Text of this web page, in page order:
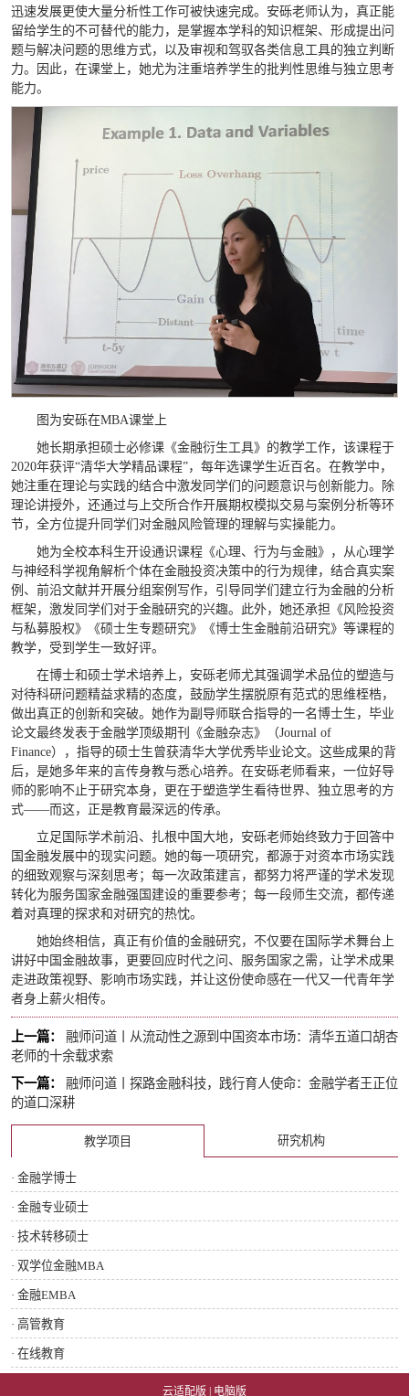
迅速发展更使大量分析性工作可被快速完成。安砾老师认为，真正能
留给学生的不可替代的能力，是掌握本学科的知识框架、形成提出问
题与解决问题的思维方式，以及审视和驾驭各类信息工具的独立判断
力。因此，在课堂上，她尤为注重培养学生的批判性思维与独立思考
能力。
图为安砾在MBA课堂上
她长期承担硕士必修课《金融衍生工具》的教学工作，该课程于
2020年获评“清华大学精品课程”，每年选课学生近百名。在教学中，
她注重在理论与实践的结合中激发同学们的问题意识与创新能力。除
理论讲授外，还通过与上交所合作开展期权模拟交易与案例分析等环
节，全方位提升同学们对金融风险管理的理解与实操能力。
她为全校本科生开设通识课程《心理、行为与金融》，从心理学
与神经科学视角解析个体在金融投资决策中的行为规律，结合真实案
例、前沿文献并开展分组案例写作，引导同学们建立行为金融的分析
框架，激发同学们对于金融研究的兴趣。此外，她还承担《风险投资
与私募股权》《硕士生专题研究》《博士生金融前沿研究》等课程的
教学，受到学生一致好评。
在博士和硕士学术培养上，安砾老师尤其强调学术品位的塑造与
对待科研问题精益求精的态度，鼓励学生摆脱原有范式的思维桎梏，
做出真正的创新和突破。她作为副导师联合指导的一名博士生，毕业
论文最终发表于金融学顶级期刊《金融杂志》（Journal of
Finance），指导的硕士生曾获清华大学优秀毕业论文。这些成果的背
后，是她多年来的言传身教与悉心培养。在安砾老师看来，一位好导
师的影响不止于研究本身，更在于塑造学生看待世界、独立思考的方
式——而这，正是教育最深远的传承。
立足国际学术前沿、扎根中国大地，安砾老师始终致力于回答中
国金融发展中的现实问题。她的每一项研究，都源于对资本市场实践
的细致观察与深刻思考；每一次政策建言，都努力将严谨的学术发现
转化为服务国家金融强国建设的重要参考；每一段师生交流，都传递
着对真理的探求和对研究的热忱。
她始终相信，真正有价值的金融研究，不仅要在国际学术舞台上
讲好中国金融故事，更要回应时代之问、服务国家之需，让学术成果
走进政策视野、影响市场实践，并让这份使命感在一代又一代青年学
者身上薪火相传。
上一篇：
融师问道丨从流动性之源到中国资本市场：清华五道口胡杏
老师的十余载求索
下一篇：
融师问道丨探路金融科技，践行育人使命：金融学者王正位
的道口深耕
教学项目 研究机构
· 金融学博士
· 金融专业硕士
· 技术转移硕士
· 双学位金融MBA
· 金融EMBA
· 高管教育
· 在线教育
云适配版 电脑版